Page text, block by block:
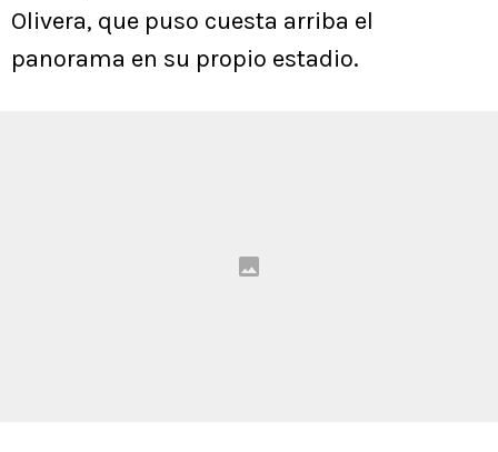
Olivera, que puso cuesta arriba el
panorama en su propio estadio.